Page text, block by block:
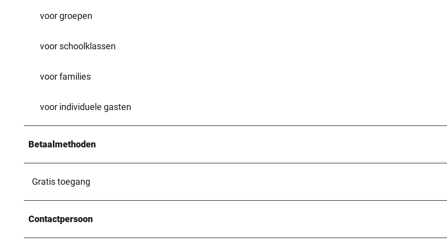
voor groepen
voor schoolklassen
voor families
voor individuele gasten
Betaalmethoden
Gratis toegang
Contactpersoon